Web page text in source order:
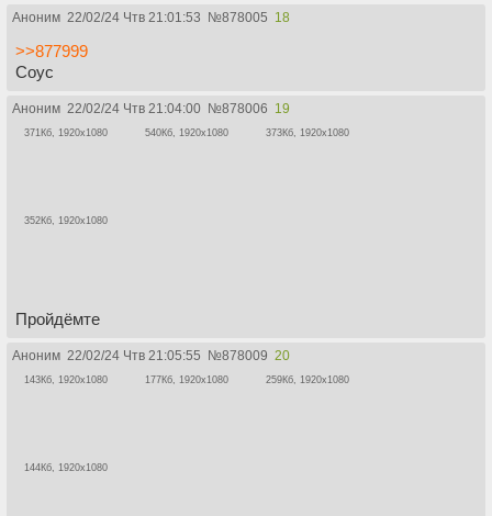
Аноним 22/02/24 Чтв 21:01:53 №878005 18
>>877999
Соус
Аноним 22/02/24 Чтв 21:04:00 №878006 19
371Кб, 1920x1080 540Кб, 1920x1080 373Кб, 1920x1080
352Кб, 1920x1080
Пройдёмте
Аноним 22/02/24 Чтв 21:05:55 №878009 20
143Кб, 1920x1080 177Кб, 1920x1080 259Кб, 1920x1080
144Кб, 1920x1080